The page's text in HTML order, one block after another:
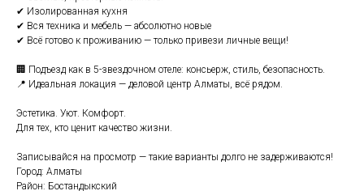
✔ Изолированная кухня
✔ Вся техника и мебель — абсолютно новые
✔ Всё готово к проживанию — только привези личные вещи!
🏢 Подъезд как в 5-звездочном отеле: консьерж, стиль, безопасность.
📍 Идеальная локация — деловой центр Алматы, всё рядом.
Эстетика. Уют. Комфорт.
Для тех, кто ценит качество жизни.
Записывайся на просмотр — такие варианты долго не задерживаются!
Город: Алматы
Район: Бостандыкский